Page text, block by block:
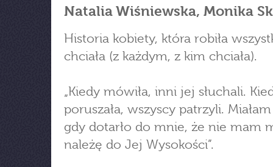
Natalia Wiśniewska, Monika
Historia kobiety, która robiła
chciała (z każdym, z kim chciała).
„Kiedy mówiła, inni jej słuchali.
poruszała, wszyscy patrzyli.
gdy dotarło do mnie, że nie mam
należę do Jej Wysokości”.